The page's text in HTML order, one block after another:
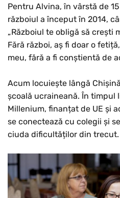
Pentru Alvina, în vârstă de
războiul a început în 2014,
„Războiul te obligă să crești
Fără război, aș fi doar o
meu, fără a fi conștientă de
Acum locuiește lângă
școală ucraineană. În timpul
Millenium, finanțat de UE și
se conectează cu colegii și
ciuda dificultăților din trecut.